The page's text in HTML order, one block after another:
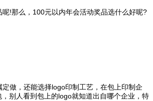
!那么，100元以内年会活动奖品选什么好呢?
做，还能选择logo印制工艺，在包上印制企
别人看到包上的logo就知道出自哪个企业，特